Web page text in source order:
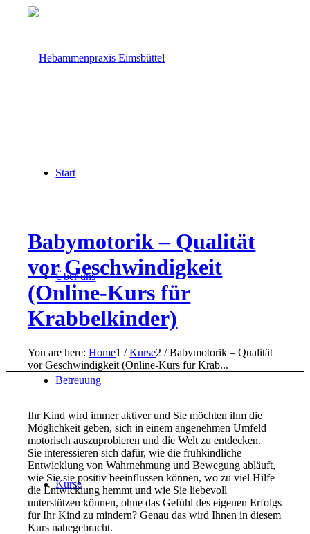
Start
Über uns
Betreuung
Kurse
Babymotorik – Qualität
vor Geschwindigkeit
(Online-Kurs für
Krabbelkinder)
You are here: Home1 / Kurse2 / Babymotorik – Qualität
vor Geschwindigkeit (Online-Kurs für Krab...
Ihr Kind wird immer aktiver und Sie möchten ihm die
Möglichkeit geben, sich in einem angenehmen Umfeld
motorisch auszuprobieren und die Welt zu entdecken.
Sie interessieren sich dafür, wie die frühkindliche
Entwicklung von Wahrnehmung und Bewegung abläuft,
wie Sie sie positiv beeinflussen können, wo zu viel Hilfe
die Entwicklung hemmt und wie Sie liebevoll
unterstützen können, ohne das Gefühl des eigenen Erfolgs
für Ihr Kind zu mindern? Genau das wird Ihnen in diesem
Kurs nahegebracht.